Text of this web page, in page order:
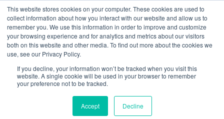
This website stores cookies on your computer. These cookies are used to
collect information about how you interact with our website and allow us to
remember you. We use this information in order to improve and customize
your browsing experience and for analytics and metrics about our visitors
both on this website and other media. To find out more about the cookies we
use, see our Privacy Policy.
If you decline, your information won’t be tracked when you visit this
website. A single cookie will be used in your browser to remember
your preference not to be tracked.
Accept Decline
Skip
to
content
2155 9055
預約
我們的醫護團隊